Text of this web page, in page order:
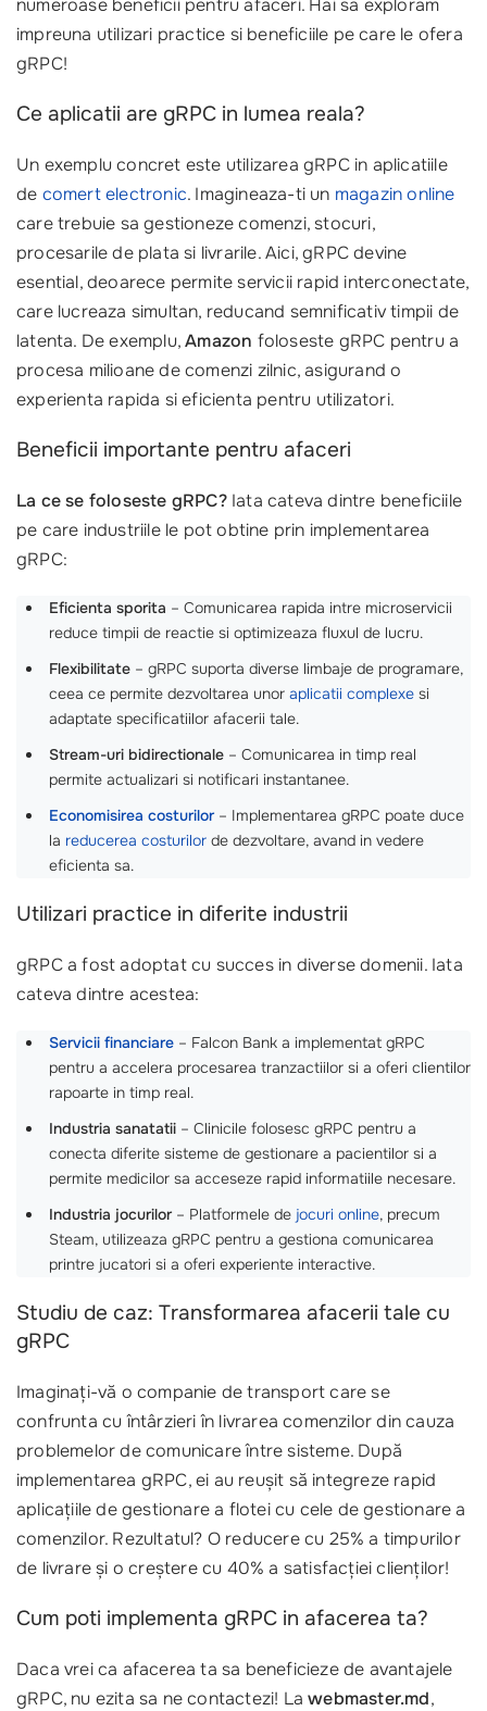
numeroase beneficii pentru afaceri. Hai sa exploram
impreuna utilizari practice si beneficiile pe care le ofera
gRPC!
Ce aplicatii are gRPC in lumea reala?
Un exemplu concret este utilizarea gRPC in aplicatiile
de comert electronic. Imagineaza-ti un magazin online
care trebuie sa gestioneze comenzi, stocuri,
procesarile de plata si livrarile. Aici, gRPC devine
esential, deoarece permite servicii rapid interconectate,
care lucreaza simultan, reducand semnificativ timpii de
latenta. De exemplu,Amazon foloseste gRPC pentru a
procesa milioane de comenzi zilnic, asigurand o
experienta rapida si eficienta pentru utilizatori.
Beneficii importante pentru afaceri
La ce se foloseste gRPC?Iata cateva dintre beneficiile
pe care industriile le pot obtine prin implementarea
gRPC:
Eficienta sporita – Comunicarea rapida intre microservicii
reduce timpii de reactie si optimizeaza fluxul de lucru.
Flexibilitate – gRPC suporta diverse limbaje de programare,
ceea ce permite dezvoltarea unor aplicatii complexe si
adaptate specificatiilor afacerii tale.
Stream-uri bidirectionale – Comunicarea in timp real
permite actualizari si notificari instantanee.
Economisirea costurilor– Implementarea gRPC poate duce
la reducerea costurilor de dezvoltare, avand in vedere
eficienta sa.
Utilizari practice in diferite industrii
gRPC a fost adoptat cu succes in diverse domenii. Iata
cateva dintre acestea:
Servicii financiare – Falcon Bank a implementat gRPC
pentru a accelera procesarea tranzactiilor si a oferi clientilor
rapoarte in timp real.
Industria sanatatii – Clinicile folosesc gRPC pentru a
conecta diferite sisteme de gestionare a pacientilor si a
permite medicilor sa acceseze rapid informatiile necesare.
Industria jocurilor – Platformele de jocuri online, precum
Steam, utilizeaza gRPC pentru a gestiona comunicarea
printre jucatori si a oferi experiente interactive.
Studiu de caz: Transformarea afacerii tale cu
gRPC
Imaginați-vă o companie de transport care se
confrunta cu întârzieri în livrarea comenzilor din cauza
problemelor de comunicare între sisteme. După
implementarea gRPC, ei au reușit să integreze rapid
aplicațiile de gestionare a flotei cu cele de gestionare a
comenzilor. Rezultatul? O reducere cu 25% a timpurilor
de livrare și o creștere cu 40% a satisfacției clienților!
Cum poti implementa gRPC in afacerea ta?
Daca vrei ca afacerea ta sa beneficieze de avantajele
gRPC, nu ezita sa ne contactezi! Lawebmaster.md,